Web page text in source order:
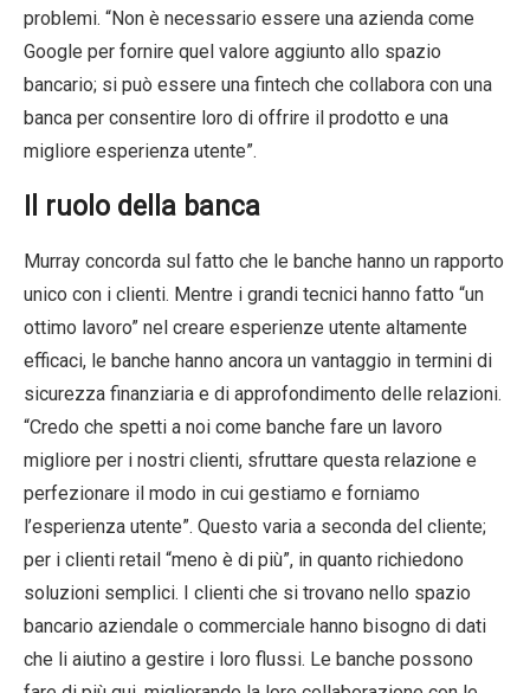
problemi. “Non è necessario essere una azienda come
Google per fornire quel valore aggiunto allo spazio
bancario; si può essere una fintech che collabora con una
banca per consentire loro di offrire il prodotto e una
migliore esperienza utente”.
Il ruolo della banca
Murray concorda sul fatto che le banche hanno un rapporto
unico con i clienti. Mentre i grandi tecnici hanno fatto “un
ottimo lavoro” nel creare esperienze utente altamente
efficaci, le banche hanno ancora un vantaggio in termini di
sicurezza finanziaria e di approfondimento delle relazioni.
“Credo che spetti a noi come banche fare un lavoro
migliore per i nostri clienti, sfruttare questa relazione e
perfezionare il modo in cui gestiamo e forniamo
l’esperienza utente”. Questo varia a seconda del cliente;
per i clienti retail “meno è di più”, in quanto richiedono
soluzioni semplici. I clienti che si trovano nello spazio
bancario aziendale o commerciale hanno bisogno di dati
che li aiutino a gestire i loro flussi. Le banche possono